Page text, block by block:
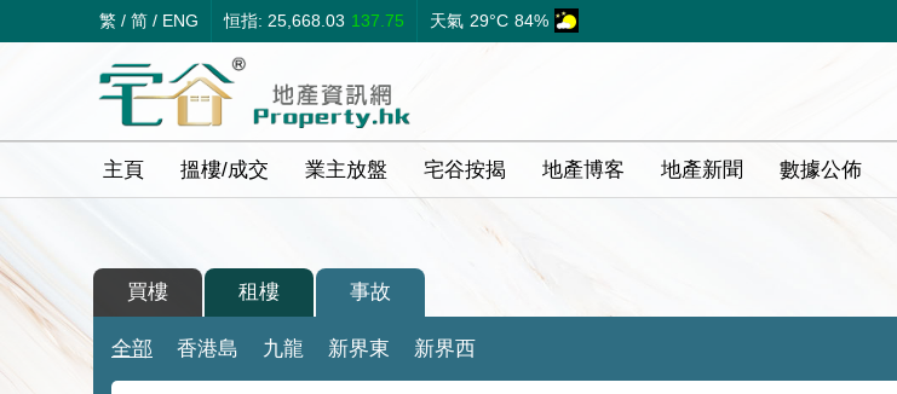
繁 / 简 / ENG 恒指: 25,668.03 137.75 天氣 29°C 84%
主頁 搵樓/成交 業主放盤 宅谷按揭 地產博客 地產新聞 數據公佈
買樓 租樓 事故
全部 香港島 九龍 新界東 新界西